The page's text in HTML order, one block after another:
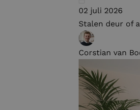
02 juli 2026
Stalen deur of
Corstian van